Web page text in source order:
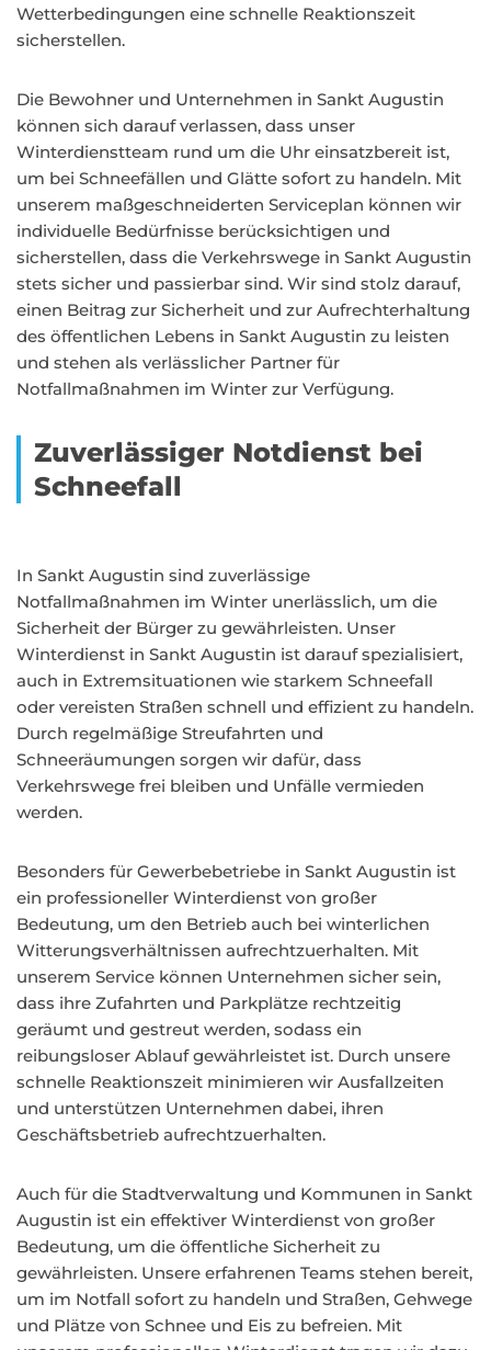
Wetterbedingungen eine schnelle Reaktionszeit
sicherstellen.
Die Bewohner und Unternehmen in Sankt Augustin
können sich darauf verlassen, dass unser
Winterdienstteam rund um die Uhr einsatzbereit ist,
um bei Schneefällen und Glätte sofort zu handeln. Mit
unserem maßgeschneiderten Serviceplan können wir
individuelle Bedürfnisse berücksichtigen und
sicherstellen, dass die Verkehrswege in Sankt Augustin
stets sicher und passierbar sind. Wir sind stolz darauf,
einen Beitrag zur Sicherheit und zur Aufrechterhaltung
des öffentlichen Lebens in Sankt Augustin zu leisten
und stehen als verlässlicher Partner für
Notfallmaßnahmen im Winter zur Verfügung.
Zuverlässiger Notdienst bei
Schneefall
In Sankt Augustin sind zuverlässige
Notfallmaßnahmen im Winter unerlässlich, um die
Sicherheit der Bürger zu gewährleisten. Unser
Winterdienst in Sankt Augustin ist darauf spezialisiert,
auch in Extremsituationen wie starkem Schneefall
oder vereisten Straßen schnell und effizient zu handeln.
Durch regelmäßige Streufahrten und
Schneeräumungen sorgen wir dafür, dass
Verkehrswege frei bleiben und Unfälle vermieden
werden.
Besonders für Gewerbebetriebe in Sankt Augustin ist
ein professioneller Winterdienst von großer
Bedeutung, um den Betrieb auch bei winterlichen
Witterungsverhältnissen aufrechtzuerhalten. Mit
unserem Service können Unternehmen sicher sein,
dass ihre Zufahrten und Parkplätze rechtzeitig
geräumt und gestreut werden, sodass ein
reibungsloser Ablauf gewährleistet ist. Durch unsere
schnelle Reaktionszeit minimieren wir Ausfallzeiten
und unterstützen Unternehmen dabei, ihren
Geschäftsbetrieb aufrechtzuerhalten.
Auch für die Stadtverwaltung und Kommunen in Sankt
Augustin ist ein effektiver Winterdienst von großer
Bedeutung, um die öffentliche Sicherheit zu
gewährleisten. Unsere erfahrenen Teams stehen bereit,
um im Notfall sofort zu handeln und Straßen, Gehwege
und Plätze von Schnee und Eis zu befreien. Mit